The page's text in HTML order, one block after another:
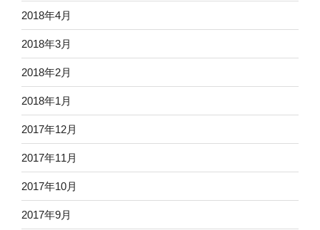
2018年4月
2018年3月
2018年2月
2018年1月
2017年12月
2017年11月
2017年10月
2017年9月